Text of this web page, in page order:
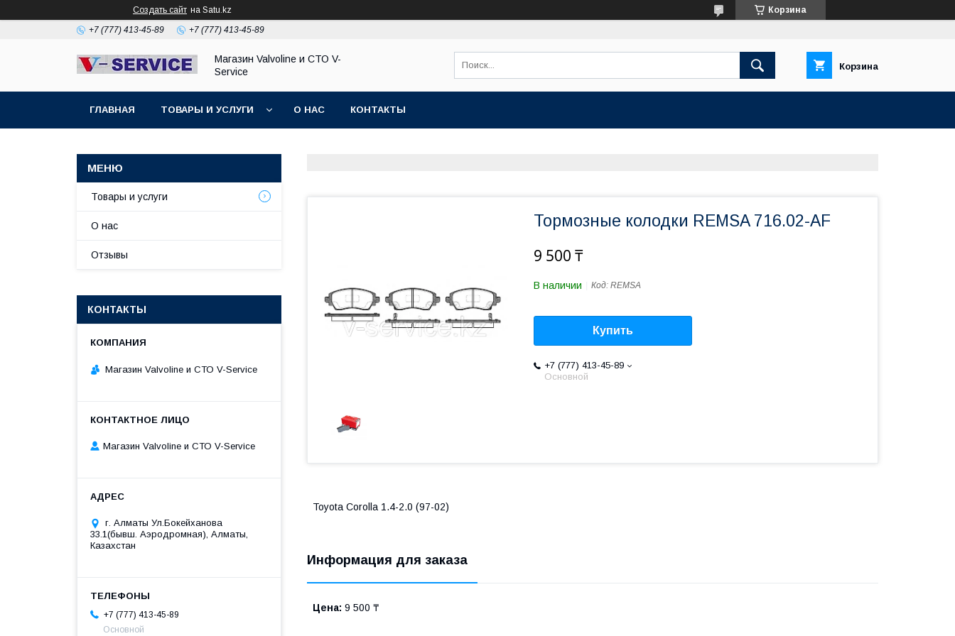
Создать сайт на Satu.kz Корзина
+7 (777) 413-45-89 +7 (777) 413-45-89
Магазин Valvoline и СТО V-
Service
Корзина
ГЛАВНАЯ ТОВАРЫ И УСЛУГИ О НАС КОНТАКТЫ
Тормозные колодки REMSA 716.02-AF
9 500 ₸
В наличии Код: REMSA
Купить
+7 (777) 413-45-89
Основной
Toyota Corolla 1.4-2.0 (97-02)
Информация для заказа
Цена: 9 500 ₸
Товары и услуги
О нас
Отзывы
КОНТАКТЫ
Магазин Valvoline и СТО V-Service
Магазин Valvoline и СТО V-Service
г. Алматы Ул.Бокейханова
33.1(бывш. Аэродромная), Алматы,
Казахстан
+7 (777) 413-45-89
Основной